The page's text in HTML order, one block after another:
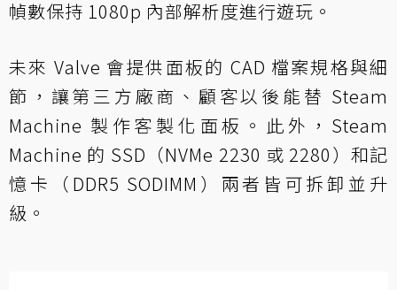
幀數保持 1080p 內部解析度進行遊玩。
未來 Valve 會提供面板的 CAD 檔案規格與細
節，讓第三方廠商、顧客以後能替 Steam
Machine 製作客製化面板。此外，Steam
Machine 的 SSD（NVMe 2230 或 2280）和記
憶卡（DDR5 SODIMM）兩者皆可拆卸並升
級。